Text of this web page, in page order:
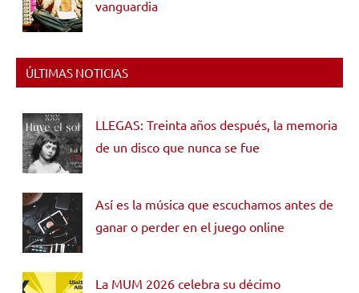
vanguardia
ÚLTIMAS NOTICIAS
LLEGAS: Treinta años después, la memoria
de un disco que nunca se fue
Así es la música que escuchamos antes de
ganar o perder en el juego online
La MUM 2026 celebra su décimo